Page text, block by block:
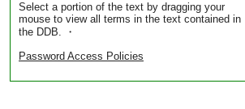
Select a portion of the text by dragging your
mouse to view all terms in the text contained in
the DDB. ・
Password Access Policies